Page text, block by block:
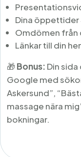
Dina
Omdömen från
Länkar till din
🎁 Bonus: Din
Google med
Askersund”,
massage nära
bokningar.